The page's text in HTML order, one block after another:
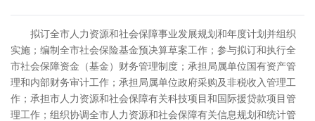
拟订全市人力资源和社会保障事业发展规划和年度计划并组织
实施；编制全市社会保险基金预决算草案工作；参与拟订和执行全
市社会保障资金（基金）财务管理制度；承担局属单位国有资产管
理和内部财务审计工作；承担局属单位政府采购及非税收入管理工
作；承担市人力资源和社会保障有关科技项目和国际援贷款项目管
理工作；组织协调全市人力资源和社会保障有关信息规划和统计管